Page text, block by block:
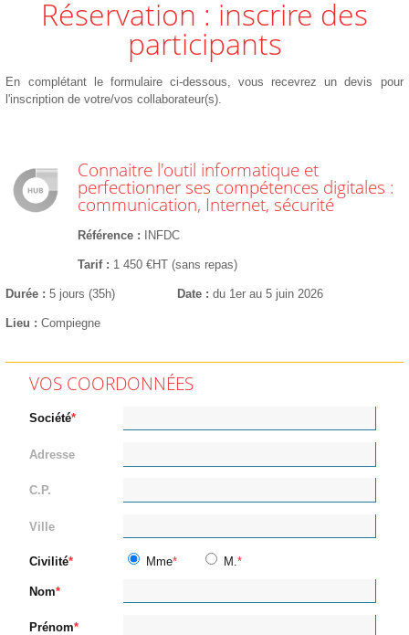
Réservation : inscrire des
participants
En complétant le formulaire ci-dessous, vous recevrez un devis pour
l'inscription de votre/vos collaborateur(s).
Connaitre l'outil informatique et
perfectionner ses compétences digitales :
communication, Internet, sécurité
Référence INFDC
Tarif 1 450 €HT (sans repas)
Durée 5 jours (35h) Date du 1er au 5 juin 2026
Lieu Compiegne
VOS COORDONNÉES
Société
Adresse
C.P.
Ville
Civilité Mme M.
Nom
Prénom